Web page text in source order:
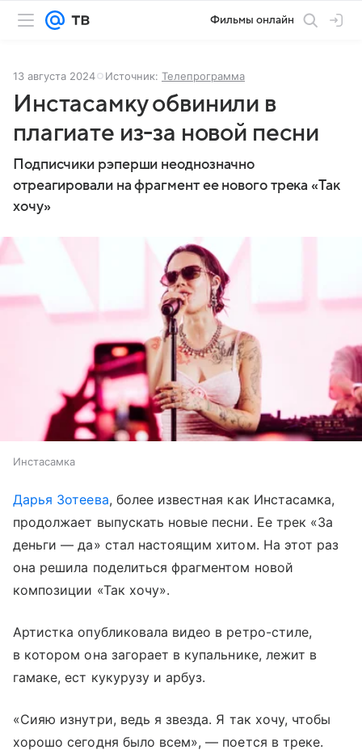
Фильмы онлайн
13 августа 2024 Источник: Телепрограмма
Инстасамку обвинили в
плагиате из-за новой песни
Подписчики рэперши неоднозначно
отреагировали на фрагмент ее нового трека «Так
хочу»
Инстасамка
Дарья Зотеева, более известная как Инстасамка,
продолжает выпускать новые песни. Ее трек «За
деньги — да» стал настоящим хитом. На этот раз
она решила поделиться фрагментом новой
композиции «Так хочу».
Артистка опубликовала видео в ретро-стиле,
в котором она загорает в купальнике, лежит в
гамаке, ест кукурузу и арбуз.
«Сияю изнутри, ведь я звезда. Я так хочу, чтобы
хорошо сегодня было всем», — поется в треке.